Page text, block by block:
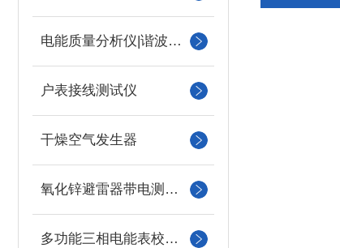
电能质量分析仪|谐波测试
户表接线测试仪
干燥空气发生器
氧化锌避雷器带电测试仪（氧化锌避雷器测试仪）
多功能三相电能表校验仪